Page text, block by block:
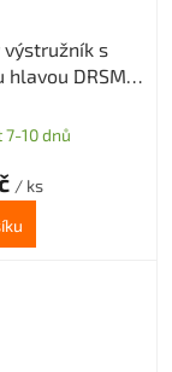
výstružník s
DRSMN
10 dnů
/ ks